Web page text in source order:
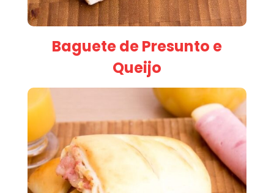
Baguete de Presunto e
Queijo